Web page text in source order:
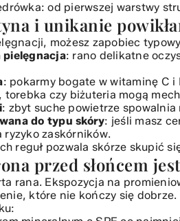
od pierwszej warstwy
i unikanie
możesz zapobiec
pielęgnacja: rano delikatne
: pokarmy bogate w witaminę C i
torebka czy biżuteria mogą
: zbyt suche powietrze
do typu skóry: jeśli masz
ryzyko zaskórników.
reguł pozwala skórze skupić
przed słońcem
rana. Ekspozycja na
które nie kończy się dobrze.